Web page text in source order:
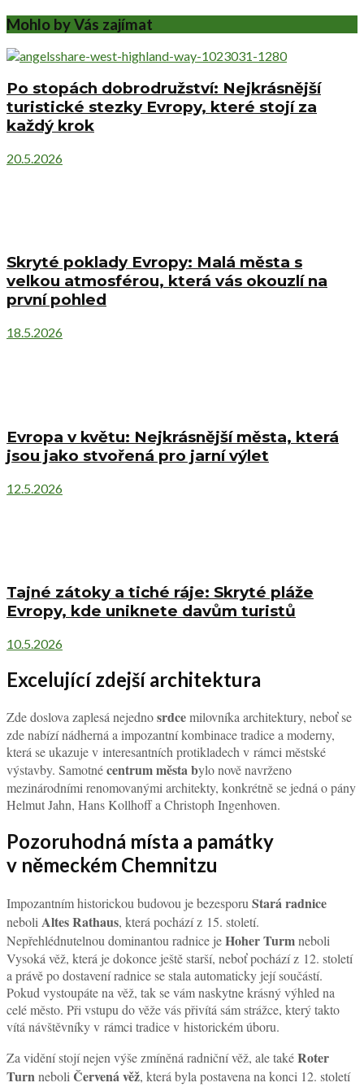
Mohlo by Vás zajímat
Po stopách dobrodružství: Nejkrásnější
turistické stezky Evropy, které stojí za
každý krok
20.5.2026
Skryté poklady Evropy: Malá města s
velkou atmosférou, která vás okouzlí na
první pohled
18.5.2026
Evropa v květu: Nejkrásnější města, která
jsou jako stvořená pro jarní výlet
12.5.2026
Tajné zátoky a tiché ráje: Skryté pláže
Evropy, kde uniknete davům turistů
10.5.2026
Excelující zdejší architektura
Zde doslova zaplesá nejednosrdcemilovníka architektury, neboť se
zde nabízí nádherná a impozantní kombinace tradice a moderny,
která se ukazuje v interesantních protikladech v rámci městské
výstavby. Samotnécentrum města bylo nově navrženo
mezinárodními renomovanými architekty, konkrétně se jedná o pány
Helmut Jahn, Hans Kollhoff a Christoph Ingenhoven.
Pozoruhodná místa a památky
v německém Chemnitzu
Impozantním historickou budovou je bezesporu Stará radnice
neboli Altes Rathaus, která pochází z 15. století.
Nepřehlédnutelnou dominantou radnice jeHoher Turmneboli
Vysoká věž, která je dokonce ještě starší, neboť pochází z 12. století
a právě po dostavení radnice se stala automaticky její součástí.
Pokud vystoupáte na věž, tak se vám naskytne krásný výhled na
celé město. Při vstupu do věže vás přivítá sám strážce, který takto
vítá návštěvníky v rámci tradice v historickém úboru.
Za vidění stojí nejen výše zmíněná radniční věž, ale takéRoter
Turnneboli Červená věž, která byla postavena na konci 12. století